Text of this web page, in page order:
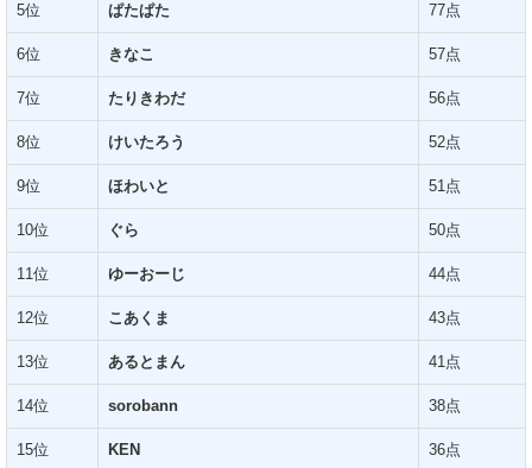
5位 ぱたぱた 77点
6位 きなこ 57点
7位 たりきわだ 56点
8位 けいたろう 52点
9位 ほわいと 51点
10位 ぐら 50点
11位 ゆーおーじ 44点
12位 こあくま 43点
13位 あるとまん 41点
14位 sorobann 38点
15位 KEN 36点